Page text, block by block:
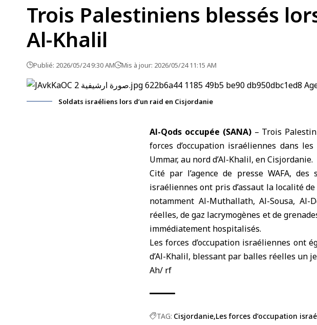
Trois Palestiniens blessés
Al-Khalil
Publié: 2026/05/24 9:30 AM Mis à jour: 2026/05/24 11:15 AM
Soldats israéliens lors d’un raid en Cisjordanie
Al-Qods occupée (SANA)– Trois
forces d’occupation israéliennes dans
Ummar, au nord d’Al-Khalil, enCisjordanie.
Cité par l’agence de presse WAFA,
israéliennes ont pris d’assaut la localité
notamment Al-Muthallath, Al-Sousa,
réelles, de gaz lacrymogènes et de
immédiatement hospitalisés.
Les forces d’occupation israéliennes ont
d’Al-Khalil, blessant par balles réelles un
Ah/ rf
TAG: Cisjordanie Les forces d’occupation